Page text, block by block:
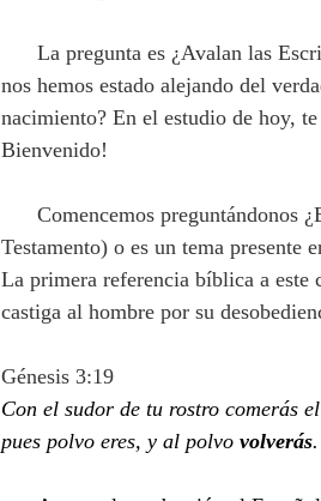
nos hemos estado alejando del
nacimiento? En el estudio de hoy,
Bienvenido!
Testamento) o es un tema presente
La primera referencia bíblica a este
castiga al hombre por su
Génesis 3:19
Con el sudor de tu rostro comerás
pues polvo eres, y al polvo volverás.